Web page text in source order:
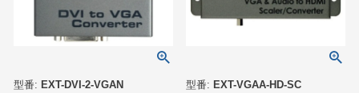
型番: EXT-DVI-2-VGAN 型番: EXT-VGAA-HD-SC